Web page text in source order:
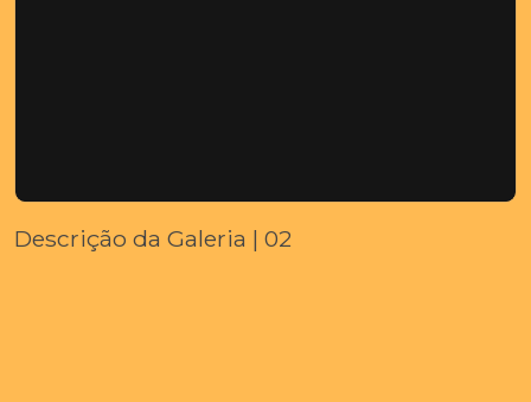
Descrição da Galeria | 02